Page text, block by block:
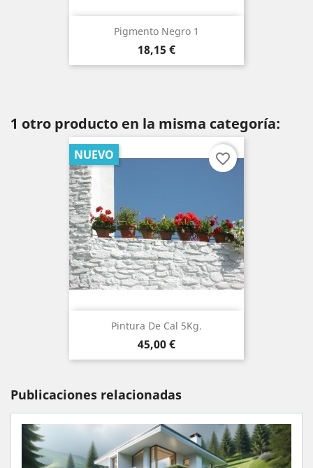
Pigmento Negro 1
Precio
18,15 €
1 otro producto en la misma categoría:
Pintura De Cal 5Kg.
Precio
45,00 €
NUEVO favorite_border
Publicaciones relacionadas